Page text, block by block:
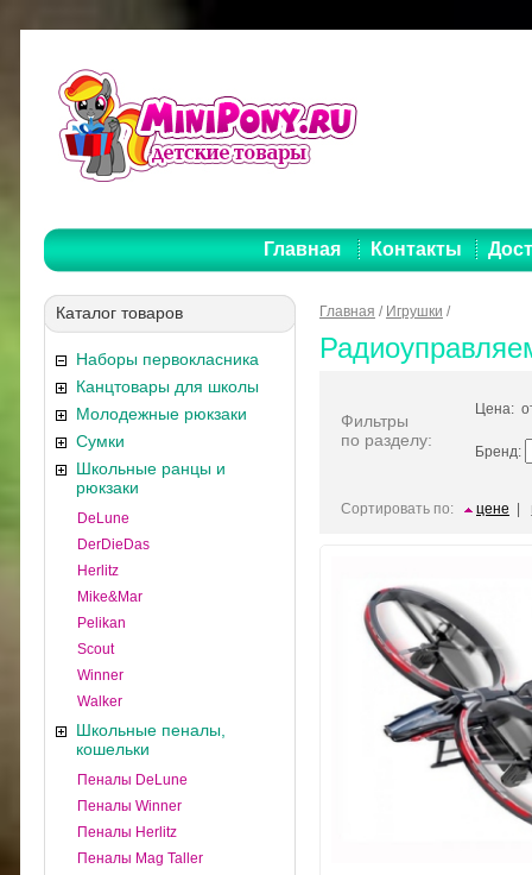
Главная Контакты
Каталог товаров
Наборы первокласника
Канцтовары для школы
Молодежные рюкзаки
Сумки
Школьные ранцы и
рюкзаки
DeLune
DerDieDas
Herlitz
Mike&Mar
Pelikan
Scout
Winner
Walker
Школьные пеналы,
кошельки
Пеналы DeLune
Пеналы Winner
Пеналы Herlitz
Пеналы Mag Taller
Главная / Игрушки /
Фильтры
по разделу:
Цена:
Бренд:
Сортировать по: цене